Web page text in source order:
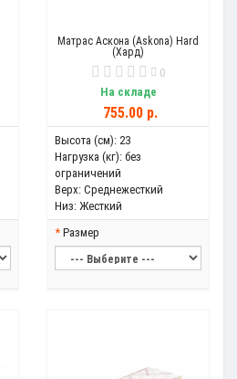
Матрас Аскона (Askona) Hard
(Хард)
0
На складе
755.00 р.
Высота (см): 23
Нагрузка (кг): без
ограничений
Верх: Среднежесткий
Низ: Жесткий
Размер